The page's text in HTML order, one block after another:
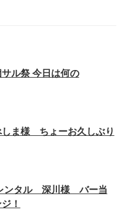
サル祭 今日は何の
しま様 ちょーお久しぶり
ンタル 深川様 バー当
！